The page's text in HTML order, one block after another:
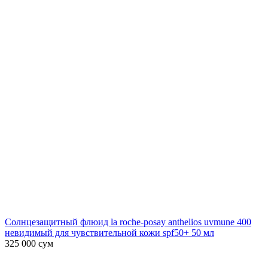
Солнцезащитный флюид la roche-posay anthelios uvmune 400
невидимый для чувствительной кожи spf50+ 50 мл
325 000 сум